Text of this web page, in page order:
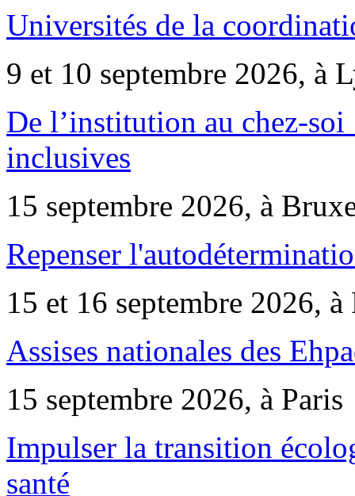
Universités de la
9 et 10 septembre 2026, à
De l’institution au chez-
inclusives
15 septembre 2026, à
Repenser
15 et 16 septembre 2026, à
Assises nationales des
15 septembre 2026, à Paris
Impulser la transition
santé